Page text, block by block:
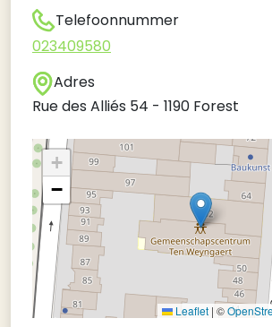
Telefoonnummer
023409580
Adres
Rue des Alliés 54 - 1190 Forest
+
−
Leaflet | ©